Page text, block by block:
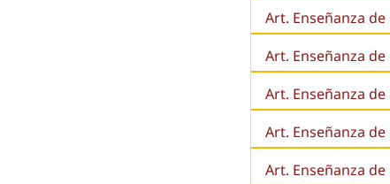
Art. Enseñanza
Art. Enseñanza
Art. Enseñanza de
Art. Enseñanza de
Art. Enseñanza